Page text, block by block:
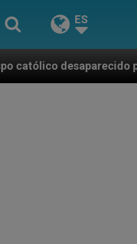
ES
por la dictadura